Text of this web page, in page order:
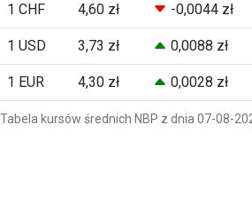
Tabela kursów średnich NBP z dnia 07-08-
1 CHF 4,60 zł -0,0044 zł
1 USD 3,73 zł 0,0088 zł
1 EUR 4,30 zł 0,0028 zł